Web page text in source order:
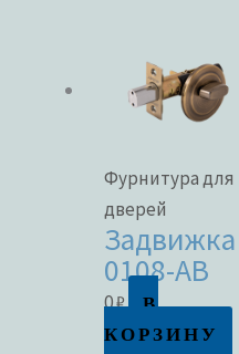
Метки товаров
Фурнитура для
дверей
Задвижка
0108-AB
0₽
В
КОРЗИНУ